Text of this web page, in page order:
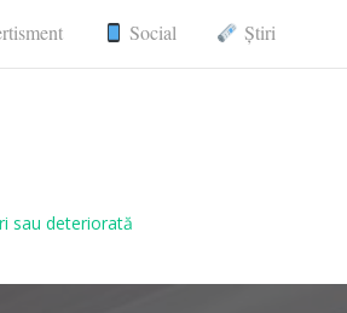
Social Știri
sau deteriorată